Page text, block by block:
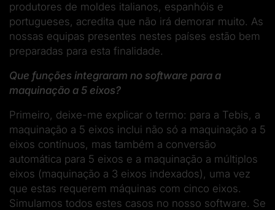
produtores de moldes italianos, espanhóis e
portugueses, acredita que não irá demorar muito. As
nossas equipas presentes nestes países estão bem
preparadas para esta finalidade.
Que funções integraram no software para a
maquinação a 5 eixos?
Primeiro, deixe-me explicar o termo: para a Tebis, a
maquinação a 5 eixos inclui não só a maquinação a 5
eixos contínuos, mas também a conversão
automática para 5 eixos e a maquinação a múltiplos
eixos (maquinação a 3 eixos indexados), uma vez
que estas requerem máquinas com cinco eixos.
Simulamos todos estes casos no nosso software. Se